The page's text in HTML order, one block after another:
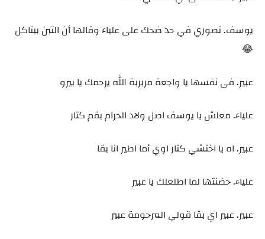
يوسف. تصوري في حد ضحك على علياء وقالها أن التبن بيتاكل
😂
عبير. فى نفسها يا واجعة مربربة الله يرحمك يا بيرو
علياء. معلش يا يوسف اصل ولاد الحرام بقم كتار
عبير. اه يا اختشي كتار اوي أما اطير انا بقا
علياء. حضنتها لما اطلعلك يا عبير
عبير. عبير اي بقا قولي المرحومة عبير